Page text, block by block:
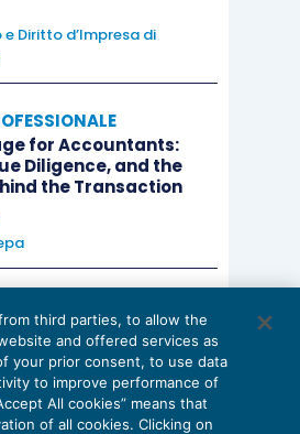
Diritto d’Impresa di
for Accountants:
Diligence, and the
the Transaction
professionali: le
eStefano Dovier
third parties, to allow the
and offered services as
your prior consent, to use data
to improve performance of
All cookies” means that
of all cookies. Clicking on